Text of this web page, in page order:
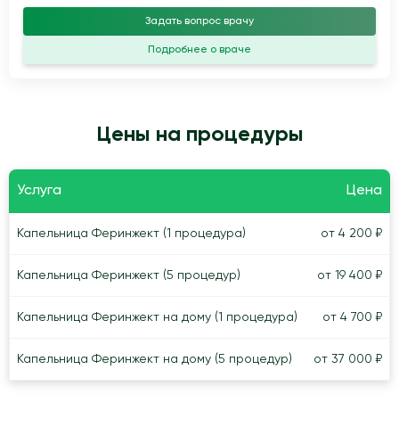
Задать вопрос врачу
Подробнее о враче
Цены на процедуры
Услуга Цена
Капельница Феринжект (1 процедура) от 4 200 ₽
Капельница Феринжект (5 процедур) от 19 400 ₽
Капельница Феринжект на дому (1 процедура) от 4 700 ₽
Капельница Феринжект на дому (5 процедур) от 37 000 ₽